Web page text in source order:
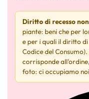
Diritto di recesso
piante: beni che per
e per i quali il diritto
Codice del
corrisponde
foto: ci occupiamo